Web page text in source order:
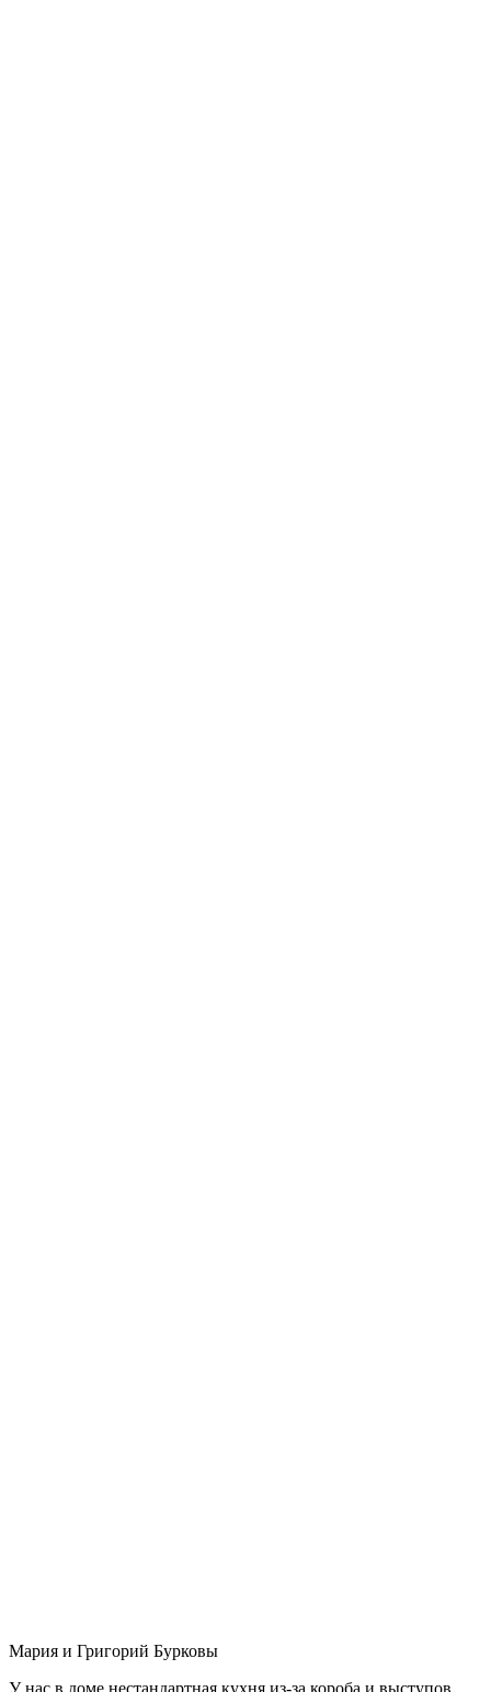
Мария и Григорий Бурковы
У нас в доме нестандартная кухня из-за короба и выступов,